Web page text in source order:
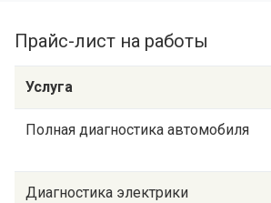
Прайс-лист на работы
Услуга
Полная диагностика автомобиля
Диагностика электрики